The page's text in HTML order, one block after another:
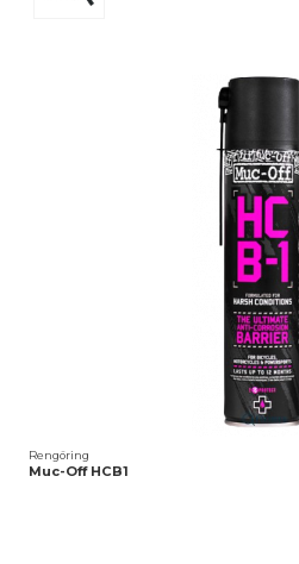
Rengöring
Muc-Off HCB1